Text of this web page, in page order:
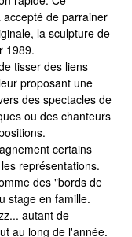
de parrainer
la sculpture de
1989.
tisser des liens
proposant une
des spectacles de
ou des chanteurs
certains
représentations.
des "bords de
stage en famille.
autant de
au long de l'année.